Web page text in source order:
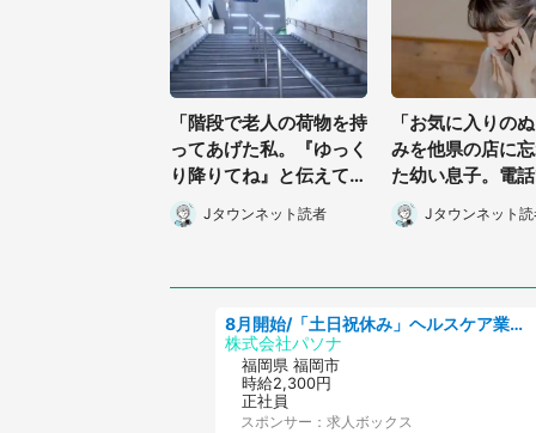
「階段で老人の荷物を持
ってあげた私。『ゆっく
り降りてね』と伝えて先
に行くと、横から知らな
いおばちゃんが『あん
Jタウンネット読者
「お気に入りの
みを他県の店に
た幼い息子。電
払いで送って』
のに...」（岡山
Jタウンネット
8月開始/「土日祝休み」ヘルスケア業界の産業保健師/高時給/未経験OK/要資格:保健師、正看護師
株式会社パソナ
福岡県 福岡市
時給2,300円
正社員
スポンサー：求人ボックス